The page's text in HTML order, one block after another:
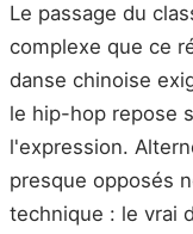
Le passage du
complexe que ce
danse chinoise
le hip-hop repose
l'expression.
presque opposés
technique : le vrai